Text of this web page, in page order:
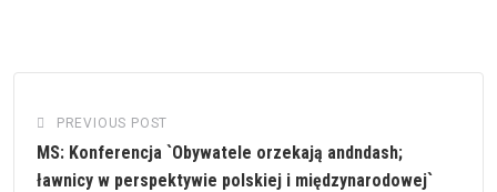
PREVIOUS POST
MS: Konferencja `Obywatele orzekają andndash;
ławnicy w perspektywie polskiej i międzynarodowej`